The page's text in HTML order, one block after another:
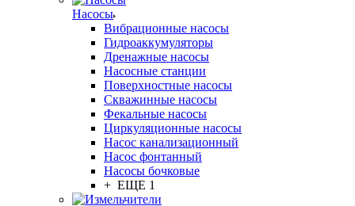
Насосы
Вибрационные насосы
Гидроаккумуляторы
Дренажные насосы
Насосные станции
Поверхностные насосы
Скважинные насосы
Фекальные насосы
Циркуляционные насосы
Насос канализационный
Насос фонтанный
Насосы бочковые
+ ЕЩЕ 1